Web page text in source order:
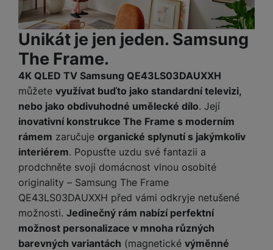
Unikát je jen jeden. Samsung
The Frame.
4K QLED TV Samsung QE43LS03DAUXXH
můžete využívat buďto jako standardní televizi,
nebo jako obdivuhodné umělecké dílo. Její
inovativní konstrukce The Frame s moderním
rámem zaručuje organické splynutí s jakýmkoliv
interiérem. Popusťte uzdu své fantazii a
prodchněte svoji domácnost vlnou osobité
originality – Samsung The Frame
QE43LS03DAUXXH před vámi odkryje netušené
možnosti. Jedinečný rám nabízí perfektní
možnost personalizace v mnoha různých
barevných variantách (magnetické výměnné